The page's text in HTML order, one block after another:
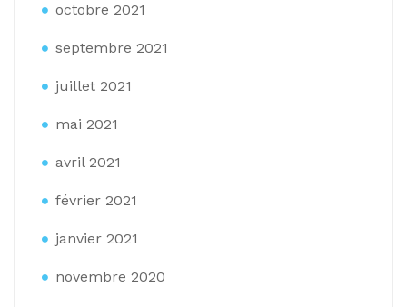
octobre 2021
septembre 2021
juillet 2021
mai 2021
avril 2021
février 2021
janvier 2021
novembre 2020